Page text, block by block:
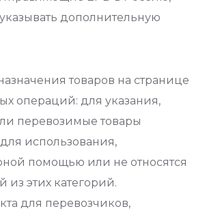
дополнительную
товаров на странице
операций: для указания,
перевозимые товары
использования,
помощью или не относятся
из этих категорий.
для перевозчиков,